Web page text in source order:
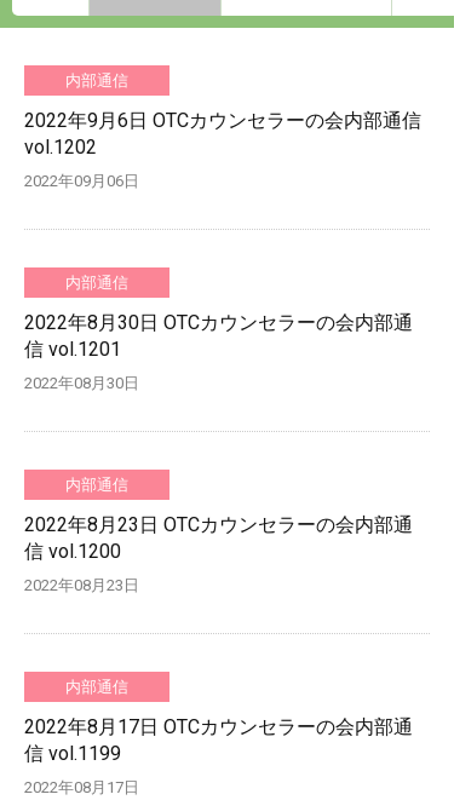
内部通信
2022年9月6日 OTCカウンセラーの会内部通信
vol.1202
2022年09月06日
内部通信
2022年8月30日 OTCカウンセラーの会内部通
信 vol.1201
2022年08月30日
内部通信
2022年8月23日 OTCカウンセラーの会内部通
信 vol.1200
2022年08月23日
内部通信
2022年8月17日 OTCカウンセラーの会内部通
信 vol.1199
2022年08月17日